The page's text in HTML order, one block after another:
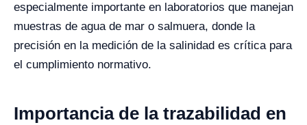
especialmente importante en laboratorios que manejan
muestras de agua de mar o salmuera, donde la
precisión en la medición de la salinidad es crítica para
el cumplimiento normativo.
Importancia de la trazabilidad en